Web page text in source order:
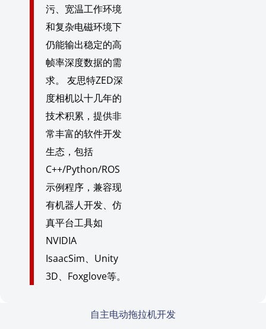
自主电动拖拉机开发
污、宽温工作环境
和复杂电磁环境下
仍能输出稳定的高
帧率深度数据的需
求。 友思特ZED深
度相机以十几年的
技术积累，提供非
常丰富的软件开发
生态，包括
C++/Python/ROS
示例程序，兼容现
有机器人开发、仿
真平台工具如
NVIDIA
IsaacSim、Unity
3D、Foxglove等。